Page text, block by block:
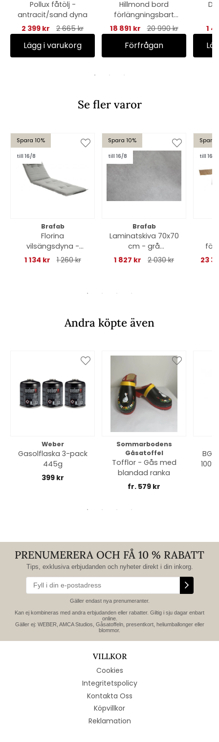
Pollux fåtölj -
antracit/sand dyna
2 399 kr
2 665 kr
Lägg i varukorg
Hillmond bord
förlängningsbart
238-297x100 H73
cm - svart/grå
18 891 kr 20 990 kr
Förfrågan
1
Se fler varor
Spara 10%
till 16/8
Brafab
Florina
vilsängsdyna -
ljusgrå
1 134 kr 1 260 kr
Spara 10%
till 16/8
Brafab
Laminatskiva 70x70
cm - grå
betonglook
1 827 kr 2 030 kr
Spara
till 16/8
220-
23
Andra köpte även
Weber
Gasolflaska 3-pack
445g
399 kr
Sommarbodens
Gåsatoffel
Tofflor - Gås med
blandad ranka
fr. 579 kr
PRENUMERERA OCH FÅ 10 % RABATT
Tips, exklusiva erbjudanden och nyheter direkt i din inkorg.
Gäller endast nya prenumeranter.
Kan ej kombineras med andra erbjudanden eller rabatter. Giltig i sju dagar enbart
online.
Gäller ej: WEBER, AMCA Studios, Gåsatoffeln, presentkort, heliumballonger eller
blommor.
VILLKOR
Cookies
Integritetspolicy
Kontakta Oss
Köpvillkor
Reklamation